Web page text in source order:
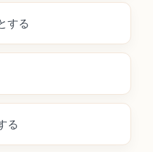
する
る